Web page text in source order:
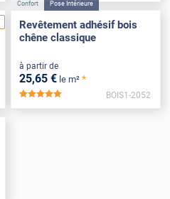
Confort Pose Intérieure
Revêtement adhésif bois
chêne classique
à partir de
25,65 € le m² *
BOIS1-2052